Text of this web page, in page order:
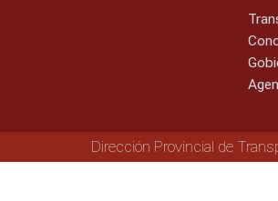
Dirección Provincial de